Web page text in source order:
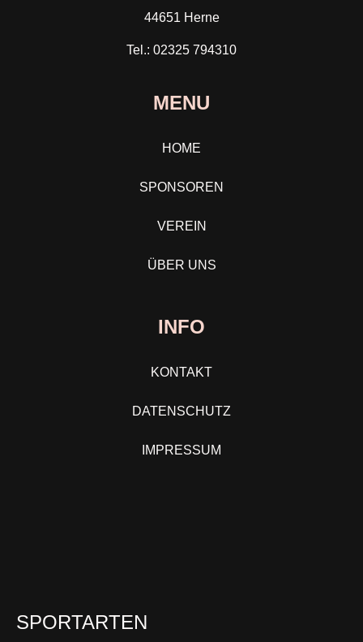
44651 Herne
Tel.: 02325 794310
MENU
HOME
SPONSOREN
VEREIN
ÜBER UNS
INFO
KONTAKT
DATENSCHUTZ
IMPRESSUM
SPORTARTEN